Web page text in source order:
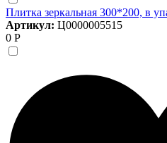
Плитка зеркальная 300*200, в
Артикул: Ц0000005515
0 Р